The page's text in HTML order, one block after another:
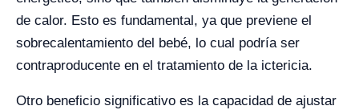
de calor. Esto es fundamental, ya que previene el
sobrecalentamiento del bebé, lo cual podría ser
contraproducente en el tratamiento de la ictericia.
Otro beneficio significativo es la capacidad de ajustar